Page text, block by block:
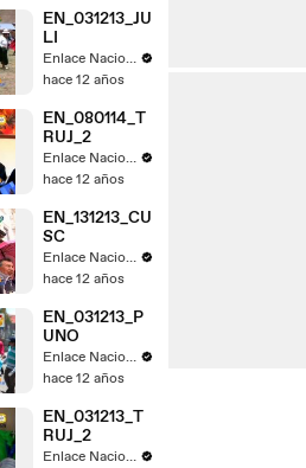
EN_031213_JU
LI
Enlace Nacional
hace 12 años
EN_080114_T
RUJ_2
Enlace Nacional
hace 12 años
EN_131213_CU
SC
Enlace Nacional
hace 12 años
EN_031213_P
UNO
Enlace Nacional
hace 12 años
EN_031213_T
RUJ_2
Enlace Nacional